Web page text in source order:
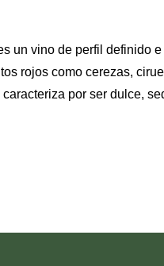
un vino de perfil definido
rojos como cerezas,
por ser dulce,